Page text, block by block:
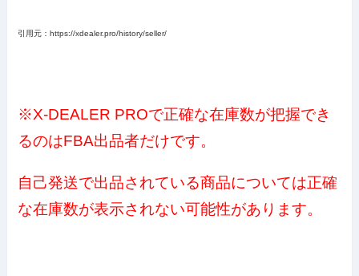
引用元：https://xdealer.pro/history/seller/
※X-DEALER PROで正確な在庫数が把握でき
るのはFBA出品者だけです。
自己発送で出品されている商品については正確
な在庫数が表示されない可能性があります。